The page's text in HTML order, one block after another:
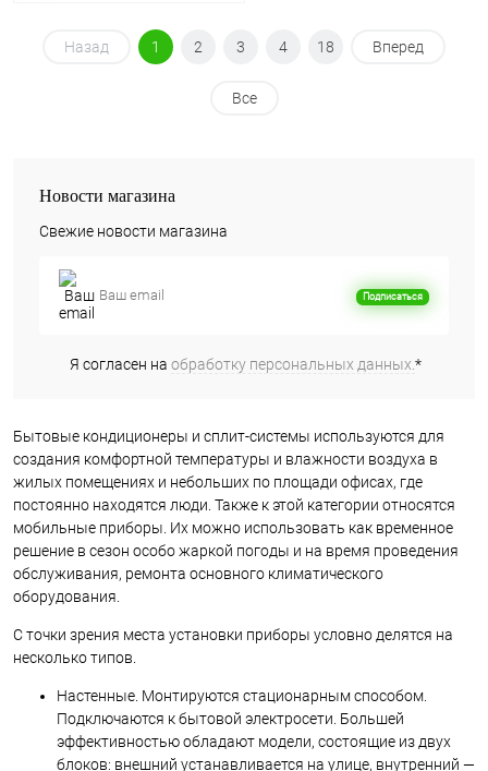
Назад 1 2 3 4 18 Вперед
Все
Новости магазина
Свежие новости магазина
Подписаться
Я согласен на обработку персональных данных.*
Бытовые кондиционеры и сплит-системы используются для
создания комфортной температуры и влажности воздуха в
жилых помещениях и небольших по площади офисах, где
постоянно находятся люди. Также к этой категории относятся
мобильные приборы. Их можно использовать как временное
решение в сезон особо жаркой погоды и на время проведения
обслуживания, ремонта основного климатического
оборудования.
С точки зрения места установки приборы условно делятся на
несколько типов.
Настенные. Монтируются стационарным способом.
Подключаются к бытовой электросети. Большей
эффективностью обладают модели, состоящие из двух
блоков: внешний устанавливается на улице, внутренний —